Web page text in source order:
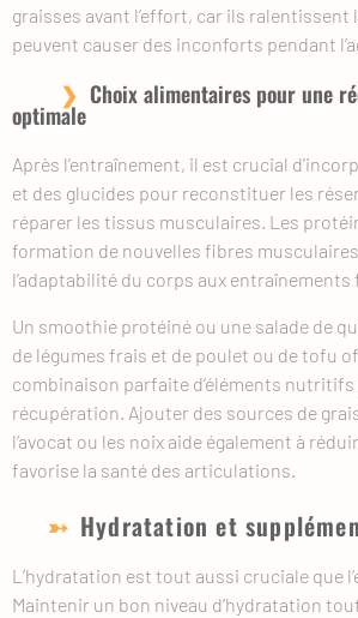
graisses avant l’effort, car ils ralentissent
peuvent causer des inconforts pendant
Choix alimentaires pour une
optimale
Après l’entraînement, il est crucial
et des glucides pour reconstituer les
réparer les tissus musculaires. Les
formation de nouvelles fibres
l’adaptabilité du corps aux
Un smoothie protéiné ou une salade de
de légumes frais et de poulet ou de tofu
combinaison parfaite d’éléments nutritifs
récupération. Ajouter des sources de
l’avocat ou les noix aide également à
favorise la santé des articulations.
Hydratation et
L’hydratation est tout aussi cruciale que
Maintenir un bon niveau d’hydratation